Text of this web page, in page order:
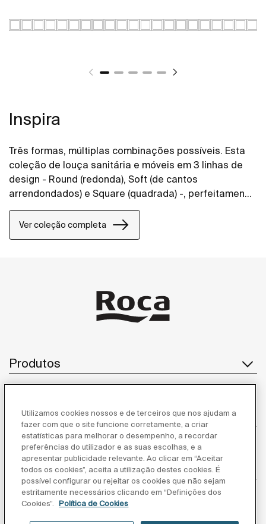
Inspira
Três formas, múltiplas combinações possíveis. Esta
coleção de louça sanitária e móveis em 3 linhas de
design - Round (redonda), Soft (de cantos
arrendondados) e Square (quadrada) -, perfeitamente
combináveis entre si, permite dar vida aos espaços
de banho de todos os estilos.
Ver coleção completa
Produtos
Serviço ao cliente
Sobre Nós
Utilizamos cookies nossos e de terceiros que nos ajudam a
fazer com que o site funcione corretamente, a criar
estatísticas para melhorar o desempenho, a recordar
preferências do utilizador e as suas escolhas, e a
apresentar publicidade relevante. Ao clicar em “Aceitar
todos os cookies”, aceita a utilização destes cookies. É
possível configurar ou rejeitar os cookies que não sejam
estritamente necessários clicando em “Definições dos
Cookies”.
Política de Cookies